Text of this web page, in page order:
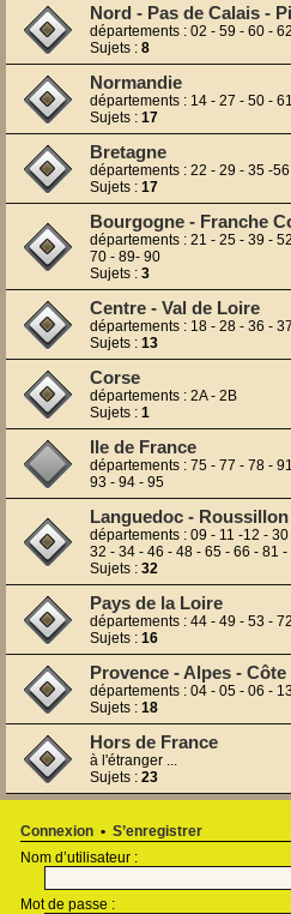
Nord - Pas de Calais -
départements : 02 - 59 - 60 -
Sujets : 8
Normandie
départements : 14 - 27 - 50 -
Sujets : 17
Bretagne
départements : 22 - 29 - 35 -56
Sujets : 17
Bourgogne - Franche
départements : 21 - 25 - 39 -
70 - 89- 90
Sujets : 3
Centre - Val de Loire
départements : 18 - 28 - 36 -
Sujets : 13
Corse
départements : 2A - 2B
Sujets : 1
Ile de France
départements : 75 - 77 - 78 -
93 - 94 - 95
Languedoc -
départements : 09 - 11 -12 - 30
32 - 34 - 46 - 48 - 65 - 66 - 81 -
Sujets : 32
Pays de la Loire
départements : 44 - 49 - 53 -
Sujets : 16
Provence - Alpes -
départements : 04 - 05 - 06 -
Sujets : 18
Hors de France
à l'étranger ...
Sujets : 23
Connexion • S’enregistrer
Nom d’utilisateur :
Mot de passe :